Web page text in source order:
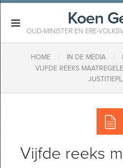
Koen
OUD-MINISTER EN ERE-
HOME / IN DE MEDIA /
VIJFDE REEKS
Vijfde reeks